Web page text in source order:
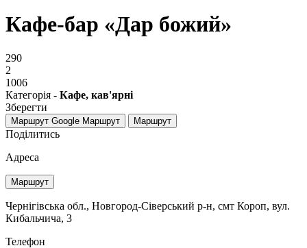
Кафе-бар «Дар божий»
290
2
1006
Категорія - Кафе, кав'ярні
Зберегти
Маршрут Google Маршрут Маршрут
Поділитись
Адреса
Маршрут
Чернігівська обл., Новгород-Сіверський р-н, смт Короп, вул.
Кибальчича, 3
Телефон